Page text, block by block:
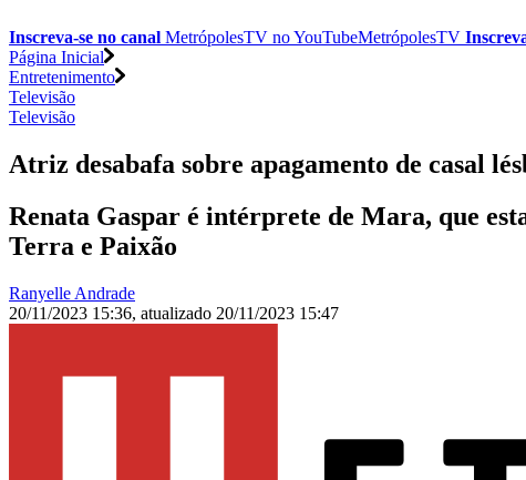
Inscreva-se no canal MetrópolesTV noYouTubeMetrópolesTV
Página Inicial
Entretenimento
Televisão
Televisão
Atriz desabafa sobre apagamento de casal
Renata Gaspar é intérprete de Mara, que
Terra e Paixão
Ranyelle Andrade
20/11/2023 15:36, atualizado 20/11/2023 15:47